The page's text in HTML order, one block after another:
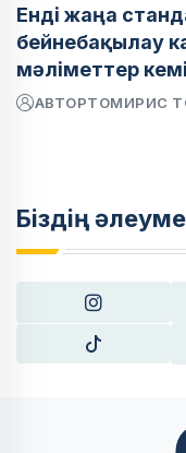
Енді жаңа
бейнебақылау
мәліметтер
АВТОРТОМИРИС
Біздің